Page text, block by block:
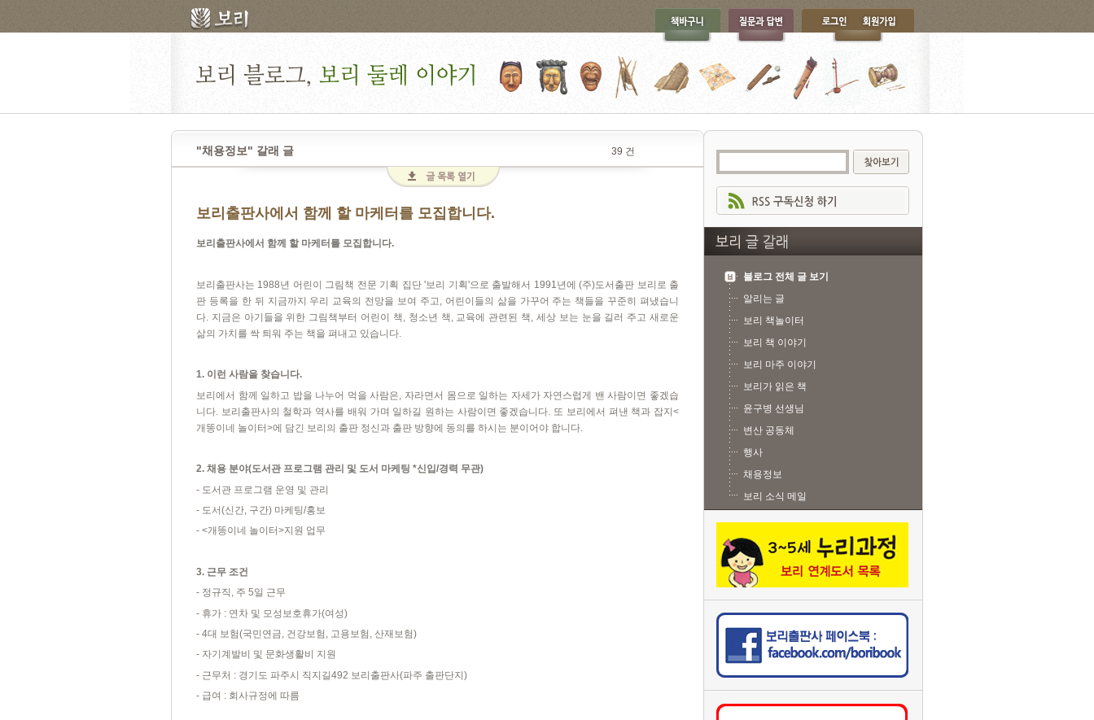
"채용정보" 갈래 글 39 건
보리출판사에서 함께 할 마케터를 모집합니다.
보리출판사에서 함께 할 마케터를 모집합니다.
보리출판사는 1988년 어린이 그림책 전문 기획 집단'보리 기획'으로 출발해서 1991 년에(주)도서출판 보리로 출
판 등록을 한 뒤 지금까지 우리 교육의 전망을 보여 주고
어린이들의 삶을 가꾸어 주는 책들을 꾸준히 펴냈습니
다 지금은 아기들을 위한 그림책부터 어린이 책 청소년 책 교육에 관련된 책 세상 보는 눈을 길러 주고 새로운
삶의 가치를 싹 틔워 주는 책을 펴내고 있습니다
1. 이런 사람을 찾습니다.
보리에서 함께 일하고 밥을 나누어 먹을 사람은
자라면서 몸으로 일하는 자세가 자연스럽게 밴 사람이면 좋겠습
니다
보리출판사의 철학과 역사를 배워 가며 일하길 원하는 사람이면 좋겠습니다 또 보리에서 펴낸 책과 잡지<
개똥이네 놀이터>에 담긴 보리의 출판 정신과 출판 방향에 동의를 하시는 분이어야 합니다
2. 채용 분야(도서관 프로그램 관리 및 도서 마케팅 *신입/경력 무관)
- 도서관 프로그램 운영 및 관리
- 도서(신간, 구간) 마케팅/홍보
- <개똥이네 놀이터>지원 업무
3. 근무 조건
- 정규직 , 주 5일 근무
- 휴가 : 연차 및 모성보호휴가(여성)
- 4대 보험(국민연금, 건강보험 , 고용보험 , 산재보험)
- 자기계발비 및 문화생활비 지원
- 근무처 : 경기도 파주시 직지길492 보리출판사(파주 출판단지)
- 급여 : 회사규정에 따름
블로그 전체 글 보기
알리는 글
보리 책놀이터
보리 책 이야기
보리 마주 이야기
보리가 읽은 책
윤구병 선생님
변산 공동체
행사
채용정보
보리 소식 메일